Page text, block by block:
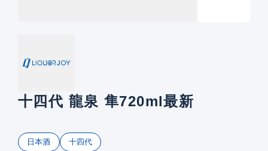
十四代 龍泉 隼720ml最新
日本酒 十四代